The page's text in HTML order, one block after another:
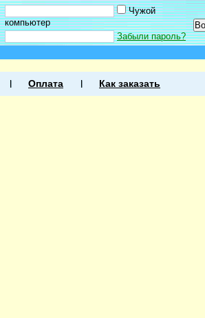
Чужой
компьютер
Забыли пароль?
Оплата Как заказать